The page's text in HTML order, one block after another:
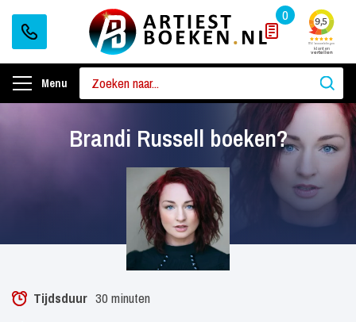
0
Menu
Brandi Russell boeken?
Tijdsduur 30 minuten